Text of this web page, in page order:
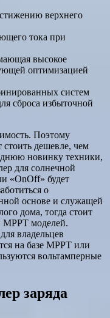
верхнего
тока при
высокое
оптимизацией
систем
сброса избыточной
Поэтому
стоить дешевле, чем
новинку техники,
для солнечной
«OnOff» будет
о
основе и служащей
дома, тогда стоит
МРРТ моделей.
владельцев
на базе МРРТ или
вольтамперные
заряда